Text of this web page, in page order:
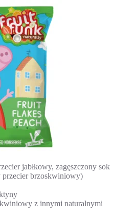
jabłkowy, zagęszczony sok
przecier brzoskwiniowy)
z innymi naturalnymi